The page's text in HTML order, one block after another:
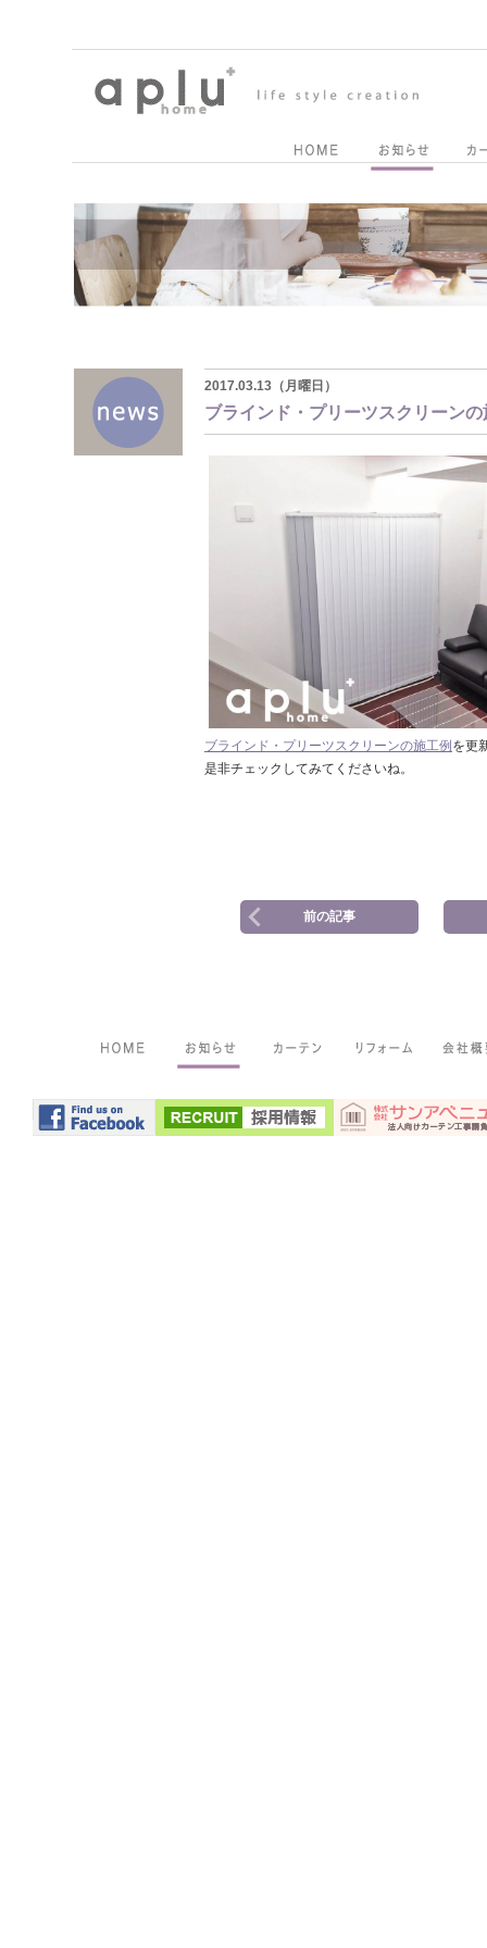
2017.03.13（月曜日）
ブラインド・プリーツスクリーン
ブラインド・プリーツスクリーンの施工例 を更
是非チェックしてみてくださいね。
前の記事